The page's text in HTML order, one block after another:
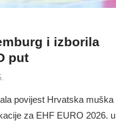
i izborila
put
povijest Hrvatska muška
za EHF EURO 2026. u